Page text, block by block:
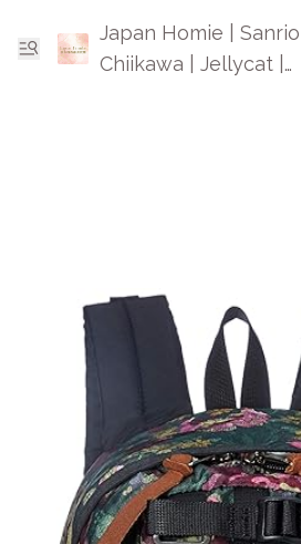
Japan Homie | Sanrio |
Chiikawa | Jellycat |